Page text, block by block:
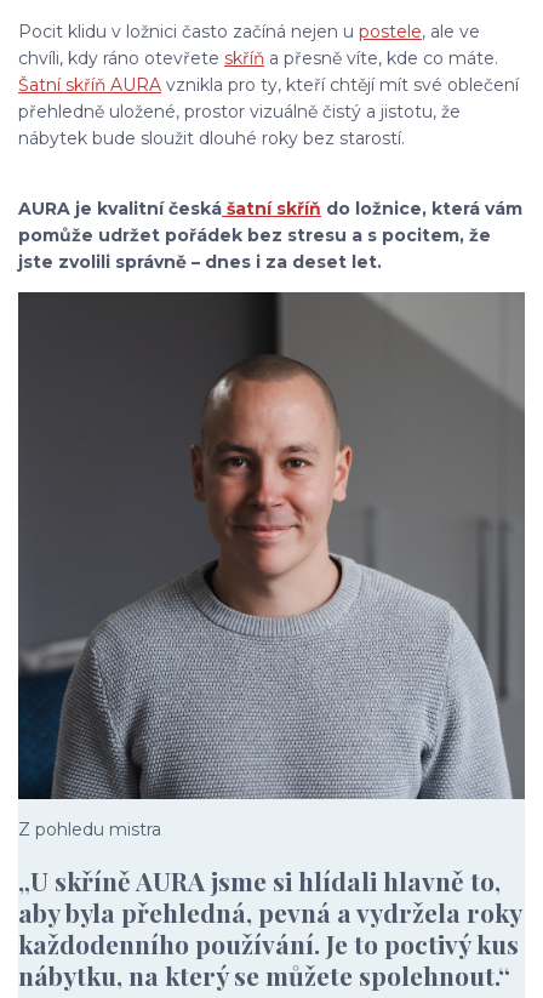
Pocit klidu v ložnici často začíná nejen u postele, ale ve
chvíli, kdy ráno otevřete skříň a přesně víte, kde co máte.
Šatní skříň AURA vznikla pro ty, kteří chtějí mít své oblečení
přehledně uložené, prostor vizuálně čistý a jistotu, že
nábytek bude sloužit dlouhé roky bez starostí.
AURA je kvalitní česká šatní skříň do ložnice, která vám
pomůže udržet pořádek bez stresu a s pocitem, že
jste zvolili správně – dnes i za deset let.
Z pohledu mistra
„U skříně AURA jsme si hlídali hlavně to,
aby byla přehledná, pevná a vydržela roky
každodenního používání. Je to poctivý kus
nábytku, na který se můžete spolehnout.“